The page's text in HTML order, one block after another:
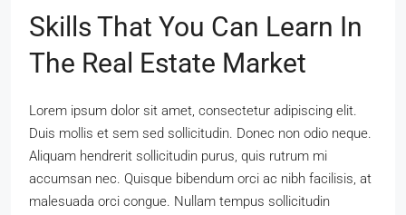
Skills That You Can Learn In
The Real Estate Market
Lorem ipsum dolor sit amet, consectetur adipiscing elit.
Duis mollis et sem sed sollicitudin. Donec non odio neque.
Aliquam hendrerit sollicitudin purus, quis rutrum mi
accumsan nec. Quisque bibendum orci ac nibh facilisis, at
malesuada orci congue. Nullam tempus sollicitudin